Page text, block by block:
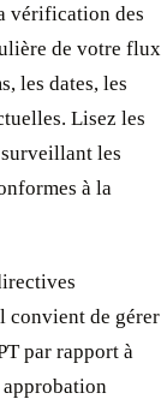
vérification des
de votre flux
les dates, les
Lisez les
les
à la
convient de gérer
par rapport à